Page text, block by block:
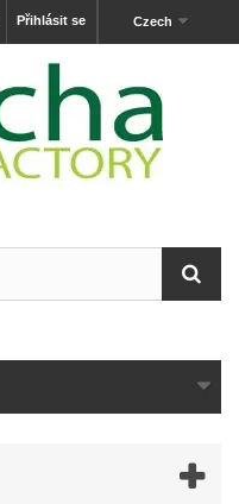
Czech
Přihlásit se